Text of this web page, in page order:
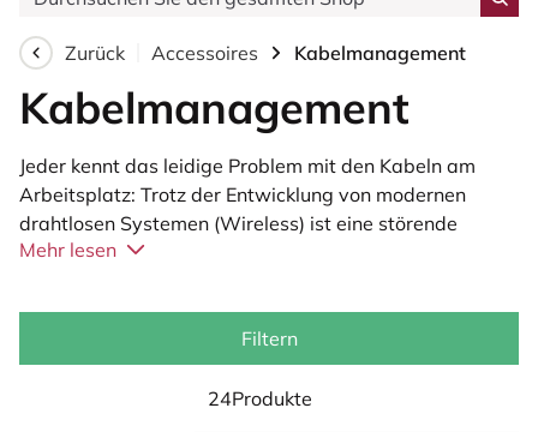
Zurück Accessoires Kabelmanagement
Kabelmanagement
Jeder kennt das leidige Problem mit den Kabeln am
Arbeitsplatz: Trotz der Entwicklung von modernen
drahtlosen Systemen (Wireless) ist eine störende
Anhäufung von Kabeln noch stets Büroalltag. Dieser
kann zudem auch eine Unfallgefahr darstellen.
Neben einem breiten Sortiment von
Kabelmanagementprodukten u.a. zur Kabelführung
Mehr lesen
Filtern
24Produkte